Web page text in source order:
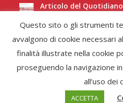
Articolo del Quotidiano
Articolo del Quotidiano
Federcori- Enfold
Questo sito o gli strumenti
avvalgono di cookie necessari
finalità illustrate nella cookie
proseguendo la navigazione
all’uso dei
ACCETTA